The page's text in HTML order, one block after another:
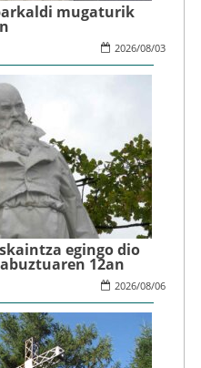
mugaturik
2026/08/03
egingo dio
12an
2026/08/06